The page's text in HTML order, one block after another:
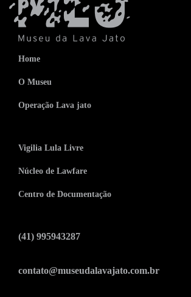
Home
O Museu
Operação Lava jato
Vigilia Lula Livre
Núcleo de Lawfare
Centro de Documentação
(41) 995943287
contato@museudalavajato.com.br